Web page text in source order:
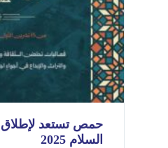
حمص تستعد
السلام 2025